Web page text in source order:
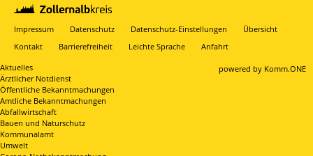
Impressum Datenschutz Datenschutz-Einstellungen
Übersicht
Kontakt
Barrierefreiheit Leichte Sprache Anfahrt
powered by Komm.ONE
Aktuelles
Ärztlicher Notdienst
Öffentliche Bekanntmachungen
Amtliche Bekanntmachungen
Abfallwirtschaft
Bauen und Naturschutz
Kommunalamt
Umwelt